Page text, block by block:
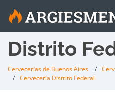
Distrito
Cervecerías de Buenos Aires
Cervecería Distrito Federal